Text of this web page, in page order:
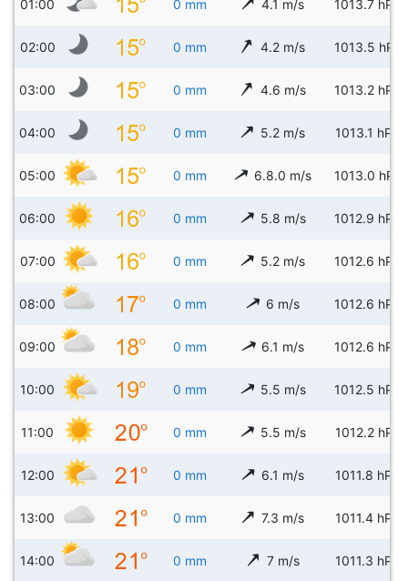
01:00 0 mm 4.1 m/s 1013.7 hPa
02:00 0 mm 4.2 m/s 1013.5 hPa
03:00 0 mm 4.6 m/s 1013.2 hPa
04:00 0 mm 5.2 m/s 1013.1 hPa
05:00 0 mm 6.8.0 m/s 1013.0 hPa
06:00 0 mm 5.8 m/s 1012.9 hPa
07:00 0 mm 5.2 m/s 1012.6 hPa
08:00 0 mm 6 m/s 1012.6 hPa
09:00 0 mm 6.1 m/s 1012.6 hPa
10:00 0 mm 5.5 m/s 1012.5 hPa
11:00 0 mm 5.5 m/s 1012.2 hPa
12:00 0 mm 6.1 m/s 1011.8 hPa
13:00 0 mm 7.3 m/s 1011.4 hPa
14:00 0 mm 7 m/s 1011.3 hPa